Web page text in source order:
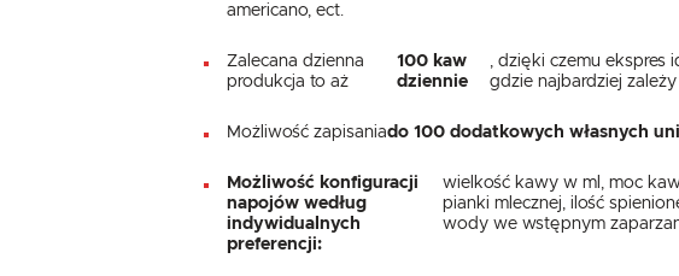
americano, ect.
Zalecana dzienna
produkcja to aż
100 kaw
dziennie
, dzięki czemu
gdzie najbardziej
Możliwość zapisaniado 100 dodatkowych własnych
Możliwość konfiguracji
napojów według
indywidualnych
preferencji:
wielkość kawy w ml, moc
pianki mlecznej, ilość
wody we wstępnym